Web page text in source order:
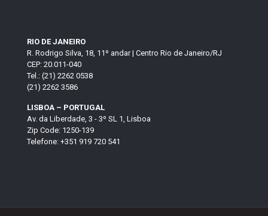
RIO DE JANEIRO
R. Rodrigo Silva, 18, 11º andar | Centro Rio de Janeiro/RJ
CEP: 20.011-040
Tel.: (21) 2262 0538
(21) 2262 3586
LISBOA – PORTUGAL
Av. da Liberdade, 3 - 3º SL 1, Lisboa
Zip Code: 1250-139
Telefone: +351 919 720 541